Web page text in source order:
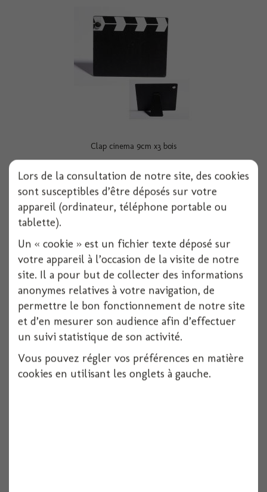
Clap cinema 9cm x3 bois
Voir
Lors de la consultation de notre site, des cookies
sont susceptibles d’être déposés sur votre
appareil (ordinateur, téléphone portable ou
tablette).
Un « cookie » est un fichier texte déposé sur
votre appareil à l’occasion de la visite de notre
site. Il a pour but de collecter des informations
anonymes relatives à votre navigation, de
permettre le bon fonctionnement de notre site
et d’en mesurer son audience afin d’effectuer
un suivi statistique de son activité.
Vous pouvez régler vos préférences en matière
cookies en utilisant les onglets à gauche.